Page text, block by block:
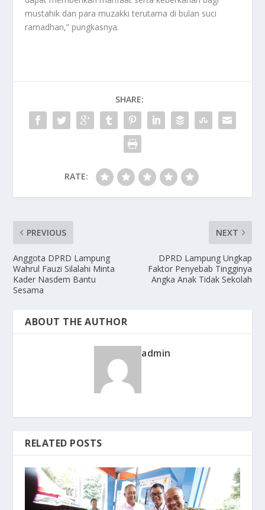
mustahik dan para muzakki terutama di bulan suci
ramadhan,” pungkasnya.
SHARE:
RATE:
PREVIOUS
Anggota DPRD Lampung
Wahrul Fauzi Silalahi Minta
Kader Nasdem Bantu
Sesama
NEXT
DPRD Lampung Ungkap
Faktor Penyebab Tingginya
Angka Anak Tidak Sekolah
ABOUT THE AUTHOR
admin
RELATED POSTS